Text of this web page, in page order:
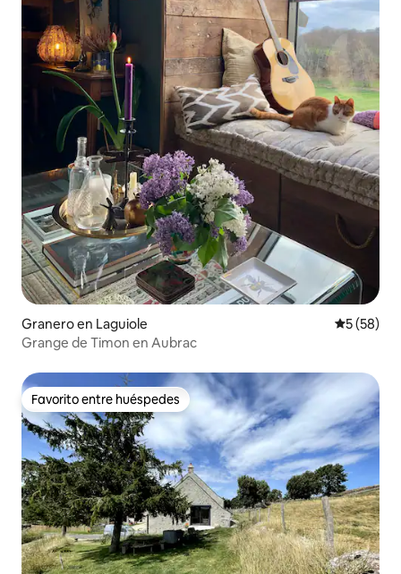
Granero en Laguiole
5 (58)
Grange de Timon en Aubrac
Favorito entre huéspedes
Favorito entre huéspedes